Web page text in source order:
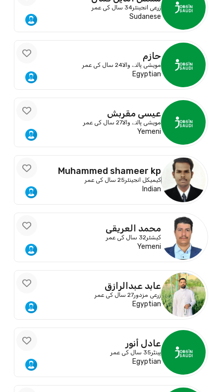
زرعی انجینئر34 سال کی عمر
Sudanese
حازم
مویشی پالنے والا24 سال کی عمر
Egyptian
عيسى مقربش
مویشی پالنے والا27 سال کی عمر
Yemeni
Muhammed shameer kp
کیمیکل انجینئر25 سال کی عمر
Indian
محمد العريقي
کیشئر32 سال کی عمر
Yemeni
عابد عبدالرازق
زرعی مزدور27 سال کی عمر
Egyptian
عادل أنور
پینٹر35 سال کی عمر
Egyptian